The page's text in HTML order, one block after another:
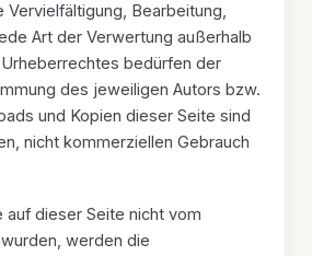
Vervielfältigung, Bearbeitung,
Art der Verwertung außerhalb
bedürfen der
des jeweiligen Autors bzw.
und Kopien dieser Seite sind
nicht kommerziellen Gebrauch
auf dieser Seite nicht vom
werden die